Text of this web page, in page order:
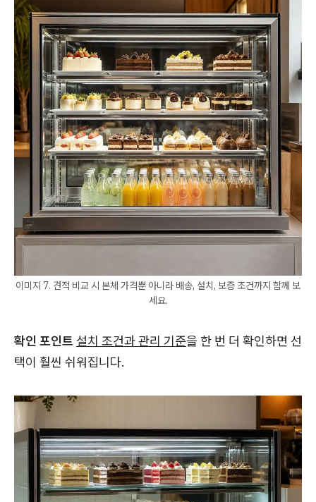
이미지 7. 견적 비교 시 본체 가격뿐 아니라 배송, 설치, 보증 조건까지 함께 보
세요.
확인 포인트 설치 조건과 관리 기준을 한 번 더 확인하면 선
택이 훨씬 쉬워집니다.